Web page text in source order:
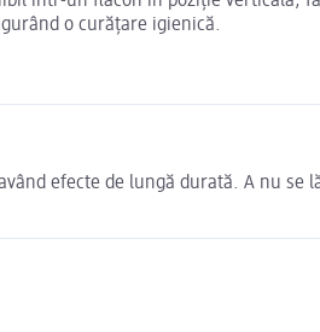
o curățare igienică.
efecte de lungă durată. A nu se